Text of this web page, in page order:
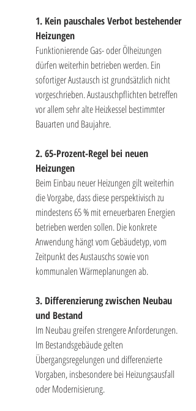
1. Kein pauschales Verbot bestehender
Heizungen
Funktionierende Gas- oder Ölheizungen
dürfen weiterhin betrieben werden. Ein
sofortiger Austausch ist grundsätzlich nicht
vorgeschrieben. Austauschpflichten betreffen
vor allem sehr alte Heizkessel bestimmter
Bauarten und Baujahre.
2. 65-Prozent-Regel bei neuen
Heizungen
Beim Einbau neuer Heizungen gilt weiterhin
die Vorgabe, dass diese perspektivisch zu
mindestens 65 % mit erneuerbaren Energien
betrieben werden sollen. Die konkrete
Anwendung hängt vom Gebäudetyp, vom
Zeitpunkt des Austauschs sowie von
kommunalen Wärmeplanungen ab.
3. Differenzierung zwischen Neubau
und Bestand
Im Neubau greifen strengere Anforderungen.
Im Bestandsgebäude gelten
Übergangsregelungen und differenzierte
Vorgaben, insbesondere bei Heizungsausfall
oder Modernisierung.